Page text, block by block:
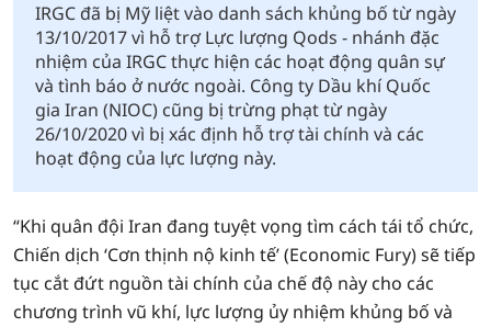
IRGC đã bị Mỹ liệt vào danh sách khủng bố từ ngày
13/10/2017 vì hỗ trợ Lực lượng Qods - nhánh đặc
nhiệm của IRGC thực hiện các hoạt động quân sự
và tình báo ở nước ngoài. Công ty Dầu khí Quốc
gia Iran (NIOC) cũng bị trừng phạt từ ngày
26/10/2020 vì bị xác định hỗ trợ tài chính và các
hoạt động của lực lượng này.
“Khi quân đội Iran đang tuyệt vọng tìm cách tái tổ chức,
Chiến dịch ‘Cơn thịnh nộ kinh tế’ (Economic Fury) sẽ tiếp
tục cắt đứt nguồn tài chính của chế độ này cho các
chương trình vũ khí, lực lượng ủy nhiệm khủng bố và